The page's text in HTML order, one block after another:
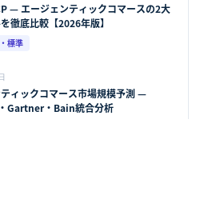
— エージェンティックコマースの2大
徹底比較【2026年版】
標準
ィックコマース市場規模予測 —
Gartner・Bain統合分析